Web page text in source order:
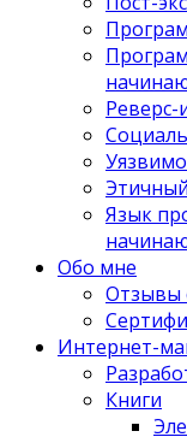
Язык
Обо мне
Отзывы
Интернет-
Книги